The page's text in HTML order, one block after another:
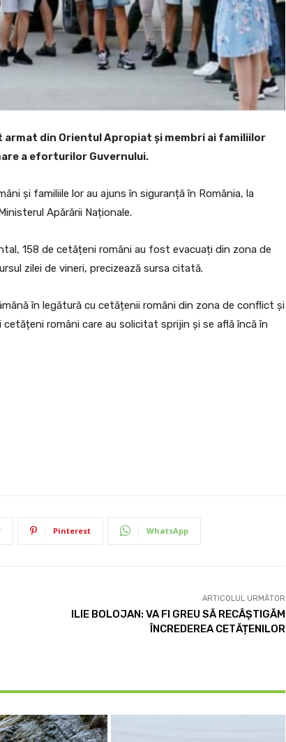
din Orientul Apropiat și membri ai familiilor
a eforturilor Guvernului.
și familiile lor au ajuns în siguranță în România, la
Apărării Naționale.
158 de cetățeni români au fost evacuați din zona de
zilei de vineri, precizează sursa citată.
în legătură cu cetățenii români din zona de conflict și
români care au solicitat sprijin și se află încă în
Pinterest WhatsApp
ARTICOLUL URMĂTOR
ILIE BOLOJAN: VA FI GREU SĂ RECÂȘTIGĂM
ÎNCREDEREA CETĂȚENILOR